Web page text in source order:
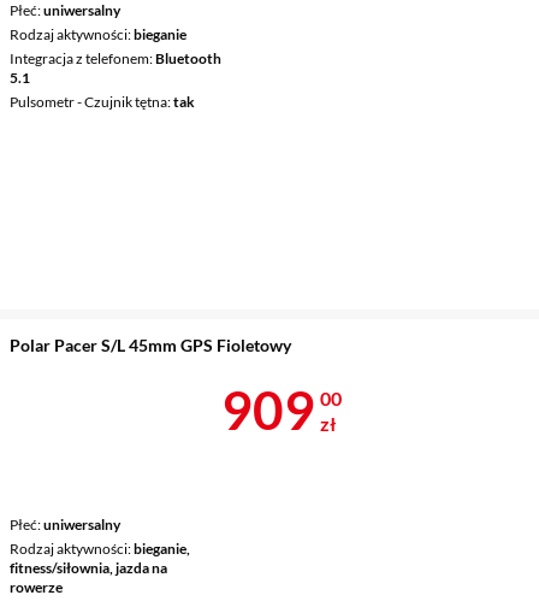
Płeć uniwersalny
Rodzaj aktywności bieganie
Integracja z telefonem Bluetooth
5.1
Pulsometr - Czujnik tętna tak
Polar Pacer S/L 45mm GPS Fioletowy
Płeć uniwersalny
Rodzaj aktywności bieganie,
fitness/siłownia, jazda na
rowerze
Cena 909 zł
909 00
zł